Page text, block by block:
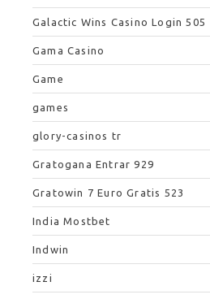
Galactic Wins Casino Login 505
Gama Casino
Game
games
glory-casinos tr
Gratogana Entrar 929
Gratowin 7 Euro Gratis 523
India Mostbet
Indwin
izzi